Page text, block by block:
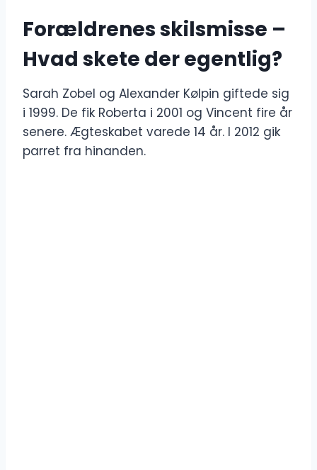
Forældrenes skilsmisse –
Hvad skete der egentlig?
Sarah Zobel og Alexander Kølpin giftede sig
i 1999. De fik Roberta i 2001 og Vincent fire år
senere. Ægteskabet varede 14 år. I 2012 gik
parret fra hinanden.